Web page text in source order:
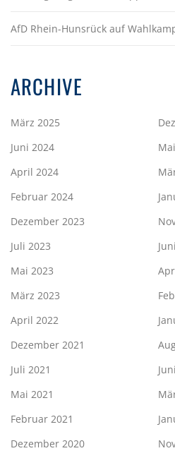
AfD Rhein-Hunsrück auf
ARCHIVE
März 2025
Juni 2024
April 2024
Februar 2024
Dezember 2023
Juli 2023
Mai 2023
März 2023
April 2022
Dezember 2021
Juli 2021
Mai 2021
Februar 2021
Dezember 2020